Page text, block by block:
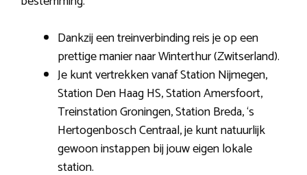
Dankzij een treinverbinding reis je op een
prettige manier naar Winterthur (Zwitserland).
Je kunt vertrekken vanaf Station Nijmegen,
Station Den Haag HS, Station Amersfoort,
Treinstation Groningen, Station Breda, ‘s
Hertogenbosch Centraal, je kunt natuurlijk
gewoon instappen bij jouw eigen lokale
station.